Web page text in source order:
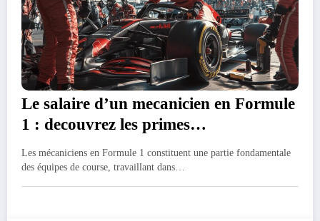
Le salaire d’un mecanicien en Formule
1 : decouvrez les primes
exceptionnelles du paddock
Les mécaniciens en Formule 1 constituent une partie fondamentale
des équipes de course, travaillant dans…